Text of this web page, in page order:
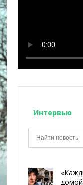
Интервью